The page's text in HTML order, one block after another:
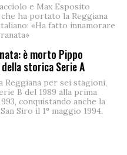
e Max Esposito
ha portato la Reggiana
«Ha fatto innamorare
è morto Pippo
storica Serie A
Reggiana per sei stagioni,
B del 1989 alla prima
conquistando anche la
Siro il 1° maggio 1994.